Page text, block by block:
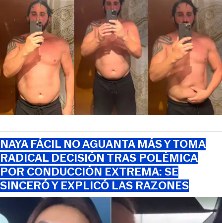
NAYA FÁCIL NO AGUANTA MÁS Y TOMA
RADICAL DECISIÓN TRAS POLÉMICA
POR CONDUCCIÓN EXTREMA: SE
SINCERÓ Y EXPLICÓ LAS RAZONES